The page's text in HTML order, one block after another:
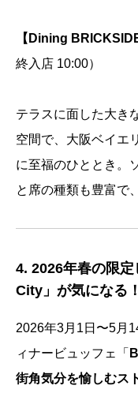
【Dining
終入店 10:00）
テラスに面した大き
空間で、大阪ベイエ
に至福のひととき。
と席の種類も豊富で
4. 2026年春の限
City」が気になる
2026年3月1日〜5月
ィナービュッフェ「
街角気分を愉しむス